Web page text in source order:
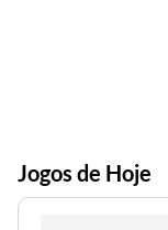
Jogos de Hoje